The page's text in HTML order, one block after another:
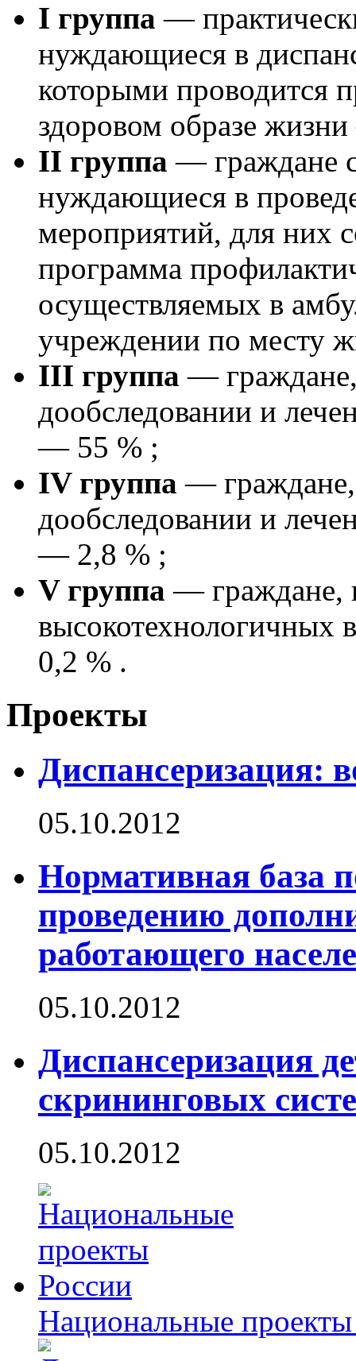
I группа —
нуждающиеся в
которыми проводится
здоровом образе
II группа — граждане с
нуждающиеся в
мероприятий, для них
программа
осуществляемых в
учреждении по месту
III группа —
дообследовании и
— 55 % ;
IV группа —
дообследовании и
— 2,8 % ;
V группа — граждане,
0,2 % .
Проекты
Диспансеризация:
05.10.2012
Нормативная база
проведению
работающего
05.10.2012
Диспансеризация
скрининговых
05.10.2012
Национальные